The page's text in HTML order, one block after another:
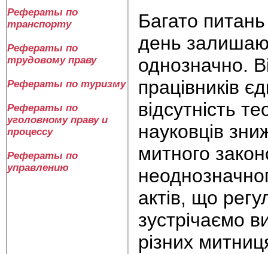
Рефераты по
транспорту
Рефераты по
трудовому праву
Рефераты по туризму
Рефераты по
уголовному праву и
процессу
Рефераты по
управлению
Багато
день
однозначно.
працівників
відсутність
науковців
митного
актів, що
зустрічаємо
різних